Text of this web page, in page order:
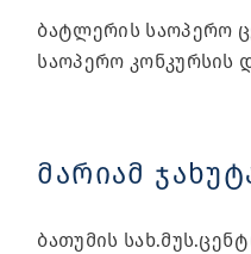
ბატლერის საოპერო
საოპერო კონკურსის
მარიამ
ბათუმის